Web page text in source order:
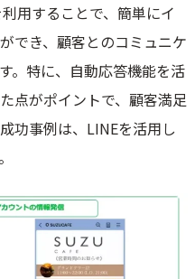
用することで、簡単にイ
でき、顧客とのコミュニケ
。特に、自動応答機能を活
点がポイントで、顧客満足
功事例は、LINEを活用し